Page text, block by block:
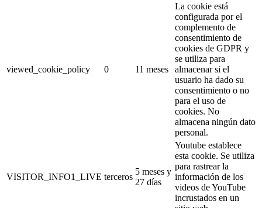
viewed_cookie_policy 0 11 meses
La cookie está
configurada por el
complemento de
consentimiento de
cookies de GDPR y
se utiliza para
almacenar si el
usuario ha dado su
consentimiento o no
para el uso de
cookies. No
almacena ningún dato
personal.
VISITOR_INFO1_LIVE terceros
5 meses y
27 días
Youtube establece
esta cookie. Se utiliza
para rastrear la
información de los
videos de YouTube
incrustados en un